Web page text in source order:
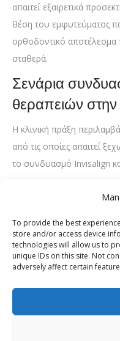
To provide the best
store and/or access device
technologies will allow us to
unique IDs on this site. Not
adversely affect certain
απαιτεί εξαιρετικά
θέση του εμφυτεύματος
ορθοδοντικό αποτέλεσμα
σταθερά.
Σενάρια
θεραπειών
Η κλινική πράξη
από τις οποίες απαιτεί
το συνδυασμό Invisalign
Όταν λείπουν δόντια
μετακινούνται και ο
απέναντι γνάθου
Εδώ, το Invisalign
χώρος στις τρεις
ενός εμφυτεύματος με
Σενάριο Β:
Η